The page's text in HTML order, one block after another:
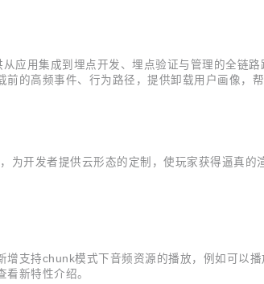
应用集成到埋点开发、埋点验证与管理的全链
的高频事件、行为路径，提供卸载用户画像，
开发者提供云形态的定制，使玩家获得逼真
支持chunk模式下音频资源的播放，例如可以
新特性介绍。